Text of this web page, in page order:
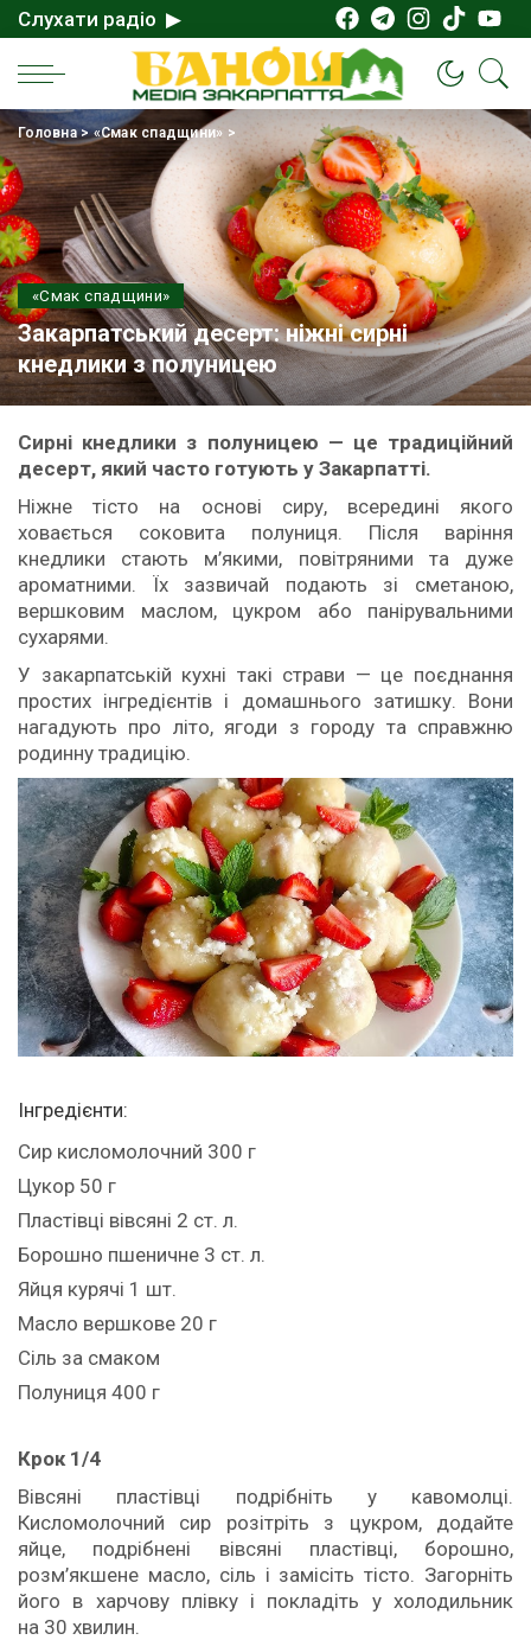
Слухати радіо ▶
Головна>«Смак спадщини» >
«Смак спадщини»
Закарпатський десерт: ніжні сирні
кнедлики з полуницею
Сирні кнедлики з полуницею — це традиційний
десерт, який часто готують у Закарпатті.
Ніжне тісто на основі сиру, всередині якого
ховається соковита полуниця. Після варіння
кнедлики стають м’якими, повітряними та дуже
ароматними. Їх зазвичай подають зі сметаною,
вершковим маслом, цукром або панірувальними
сухарями.
У закарпатській кухні такі страви — це поєднання
простих інгредієнтів і домашнього затишку. Вони
нагадують про літо, ягоди з городу та справжню
родинну традицію.
Інгредієнти:
Сир кисломолочний 300 г
Цукор 50 г
Пластівці вівсяні 2 ст. л.
Борошно пшеничне 3 ст. л.
Яйця курячі 1 шт.
Масло вершкове 20 г
Сіль за смаком
Полуниця 400 г
Крок 1/4
Вівсяні пластівці подрібніть у кавомолці.
Кисломолочний сир розітріть з цукром, додайте
яйце, подрібнені вівсяні пластівці, борошно,
розм’якшене масло, сіль і замісіть тісто. Загорніть
його в харчову плівку і покладіть у холодильник
на 30 хвилин.